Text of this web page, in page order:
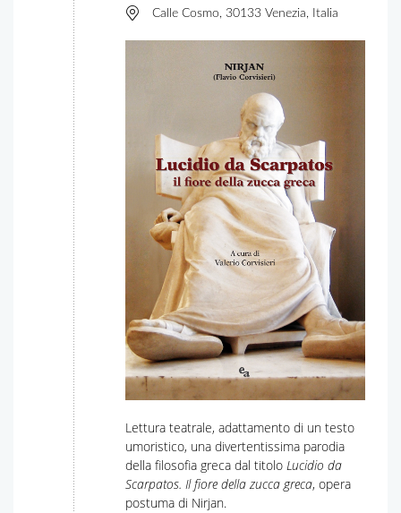
Calle Cosmo, 30133 Venezia, Italia
Lettura teatrale, adattamento di un testo
umoristico, una divertentissima parodia
della filosofia greca dal titolo Lucidio da
Scarpatos. Il fiore della zucca greca, opera
postuma di Nirjan.